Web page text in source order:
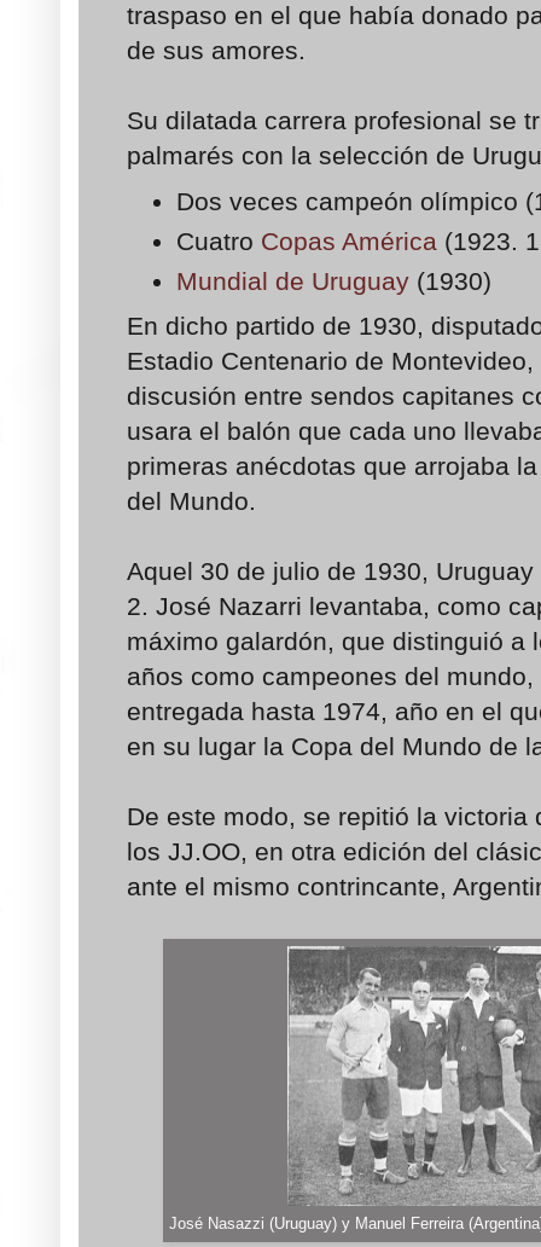
traspaso en el que había donado
de sus amores.
Su dilatada carrera profesional se
palmarés con la selección de
Dos veces campeón olímpico
Cuatro Copas América (1923.
Mundial de Uruguay (1930)
En dicho partido de 1930,
Estadio Centenario de
discusión entre sendos capitanes
usara el balón que cada uno
primeras anécdotas que arrojaba
del Mundo.
Aquel 30 de julio de 1930,
2. José Nazarri levantaba, como
máximo galardón, que distinguió a
años como campeones del
entregada hasta 1974, año en el
en su lugar la Copa del Mundo de
De este modo, se repitió la victoria
los JJ.OO, en otra edición del
ante el mismo contrincante,
José Nasazzi (Uruguay) y Manuel Ferreira